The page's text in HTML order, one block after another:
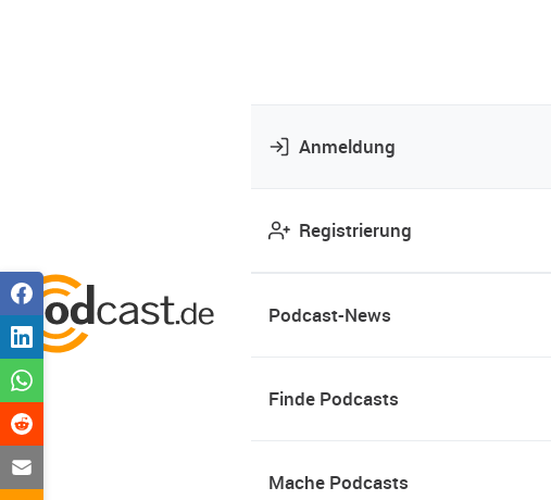
Anmeldung
Registrierung
Podcast-News
Finde Podcasts
Mache Podcasts